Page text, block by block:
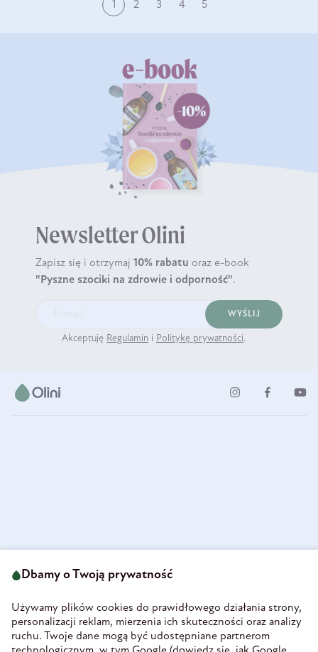
1 2 3 4 5
Newsletter Olini
Zapisz się i otrzymaj 10% rabatu oraz e-book
"Pyszne szociki na zdrowie i odporność".
WYŚLIJ
Akceptuję Regulamin i Politykę prywatności.
58-160 Świebodzice
REGON 890213034
INFORMACJE
Dbamy o Twoją prywatność
Używamy plików cookies do prawidłowego działania strony,
personalizacji reklam, mierzenia ich skuteczności oraz analizy
ruchu. Twoje dane mogą być udostępniane partnerom